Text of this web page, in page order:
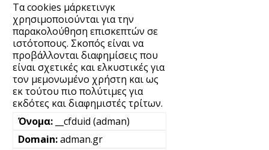
Τα cookies μάρκετινγκ
χρησιμοποιούνται για την
παρακολούθηση επισκεπτών σε
ιστότοπους. Σκοπός είναι να
προβάλλονται διαφημίσεις που
είναι σχετικές και ελκυστικές για
τον μεμονωμένο χρήστη και ως
εκ τούτου πιο πολύτιμες για
εκδότες και διαφημιστές τρίτων.
__cfduid (adman)
adman.gr